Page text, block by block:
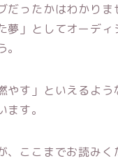
だったかはわかりま
夢」としてオーディ
やす」といえるよう
す。
、ここまでお読みく